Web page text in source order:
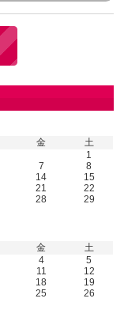
金
土
1
7
8
14
15
21
22
28
29
金
土
4
5
11
12
18
19
25
26